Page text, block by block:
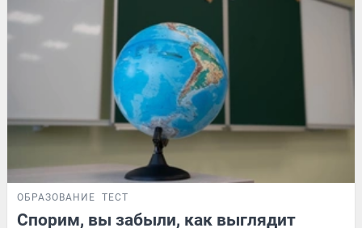
ОБРАЗОВАНИЕ ТЕСТ
Спорим, вы забыли, как выглядит